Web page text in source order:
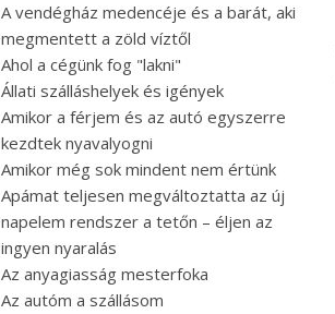
A vendégház medencéje és a barát, aki
megmentett a zöld víztől
Ahol a cégünk fog "lakni"
Állati szálláshelyek és igények
Amikor a férjem és az autó egyszerre
kezdtek nyavalyogni
Amikor még sok mindent nem értünk
Apámat teljesen megváltoztatta az új
napelem rendszer a tetőn – éljen az
ingyen nyaralás
Az anyagiasság mesterfoka
Az autóm a szállásom